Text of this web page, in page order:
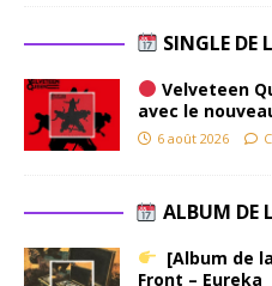
SINGLE DE
Velveteen
avec le
6 août 2026
ALBUM DE
[Album de
Front –